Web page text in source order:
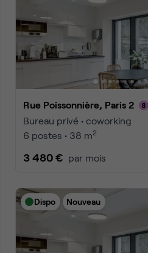
Rue Poissonnière, Paris 2
Bureau privé • coworking
6 postes • 38 m2
3 480 € par mois
Dispo Nouveau